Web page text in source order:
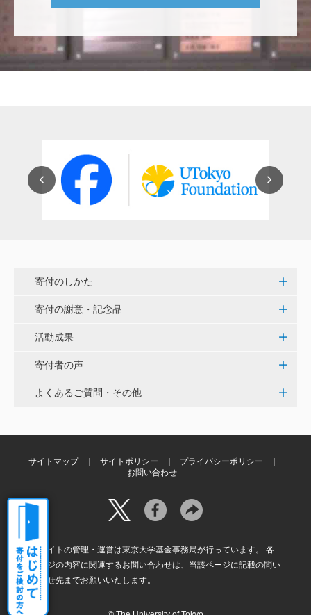
紺野 邦昭
若い方々のために「イノベーションを産む奇跡の海、
昨春に開催された小石川植物園の観桜会は素晴らし
く、小石川植物園の維持発展に少しでも寄与できれば
と考えています。
ー未来基金（東大VMC基金）>
花之内 健仁
嬉しく思います。 <ひらけ！赤門プロジェクト>
夢や目標を叶えるために本気で挑戦する、イキイキと
輝く子供達が全国に増えますように。 <ひらけ！赤門
プロジェクト>
寄付のしかた
寄付の謝意・記念品
活動成果
寄付者の声
よくあるご質問・その他
サイトマップ サイトポリシー
プライバシーポリシー
お問い合わせ
本サイトの管理・運営は東京大学基金事務局が行っています。 各
ページの内容に関連するお問い合わせは、当該ページに記載の問い
合わせ先までお願いいたします。